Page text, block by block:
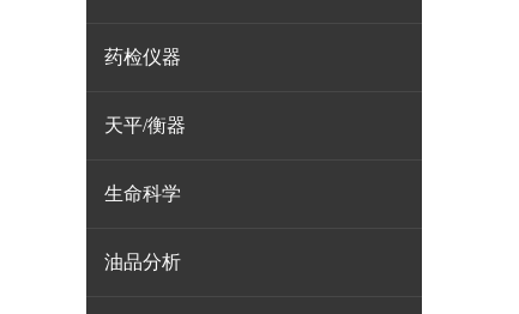
药检仪器
天平/衡器
生命科学
油品分析